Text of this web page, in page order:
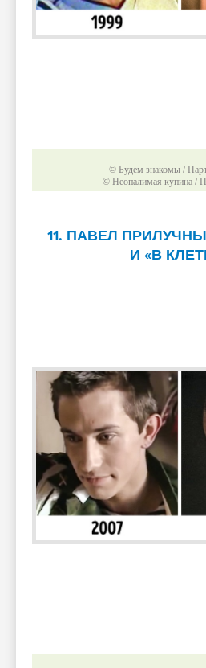
© Будем знакомы /
© Неопалимая купина /
11. ПАВЕЛ
И «В